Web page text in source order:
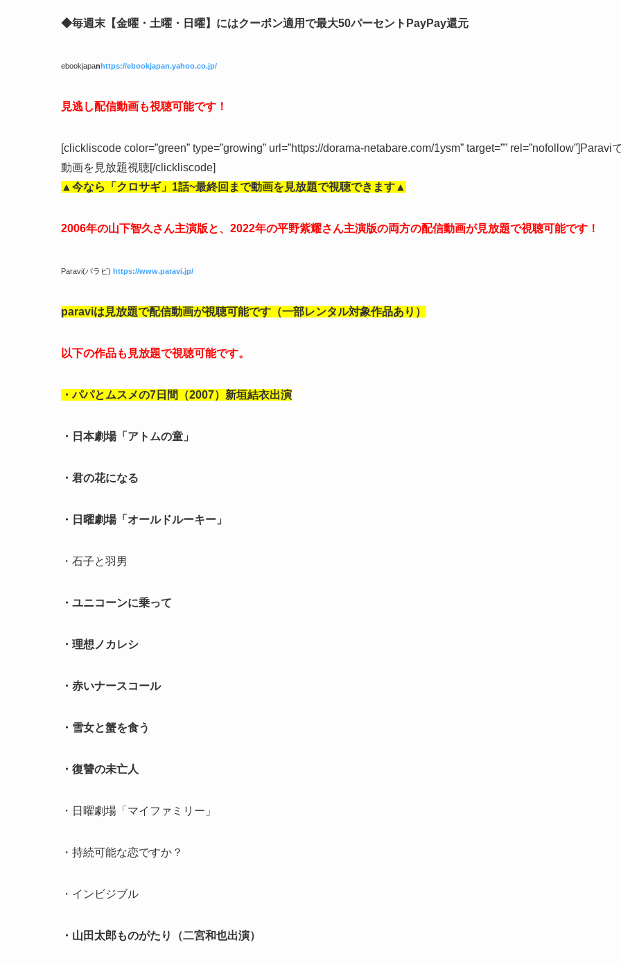
◆毎週末【金曜・土曜・日曜】にはクーポン適用で最大50パーセントPayPay還元
ebookjapanhttps://ebookjapan.yahoo.co.jp/
見逃し配信動画も視聴可能です！
[clickliscode color=”green” type=”growing” url=”https://dorama-netabare.com/1ysm” target=”” rel=”nofollow”]Paravi
動画を見放題視聴[/clickliscode]
▲今なら「クロサギ」1話~最終回まで動画を見放題で視聴できます▲
2006年の山下智久さん主演版と、2022年の平野紫耀さん主演版の両方の配信動画が見放題で視聴可能です！
Paravi(パラビ) https://www.paravi.jp/
paraviは見放題で配信動画が視聴可能です（一部レンタル対象作品あり）
以下の作品も見放題で視聴可能です。
・パパとムスメの7日間（2007）新垣結衣出演
・日本劇場「アトムの童」
・君の花になる
・日曜劇場「オールドルーキー」
・石子と羽男
・ユニコーンに乗って
・理想ノカレシ
・赤いナースコール
・雪女と蟹を食う
・復讐の未亡人
・日曜劇場「マイファミリー」
・持続可能な恋ですか？
・インビジブル
・山田太郎ものがたり（二宮和也出演）